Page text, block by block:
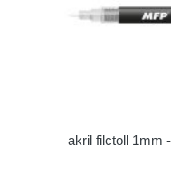
akril filctoll 1mm